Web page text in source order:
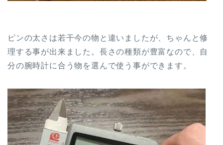
ピンの太さは若干今の物と違いましたが、ちゃんと修
理する事が出来ました。長さの種類が豊富なので、自
分の腕時計に合う物を選んで使う事ができます。